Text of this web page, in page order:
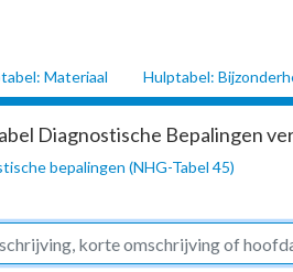
Materiaal Hulptabel:
Diagnostische Bepalingen
bepalingen (NHG-Tabel 45)